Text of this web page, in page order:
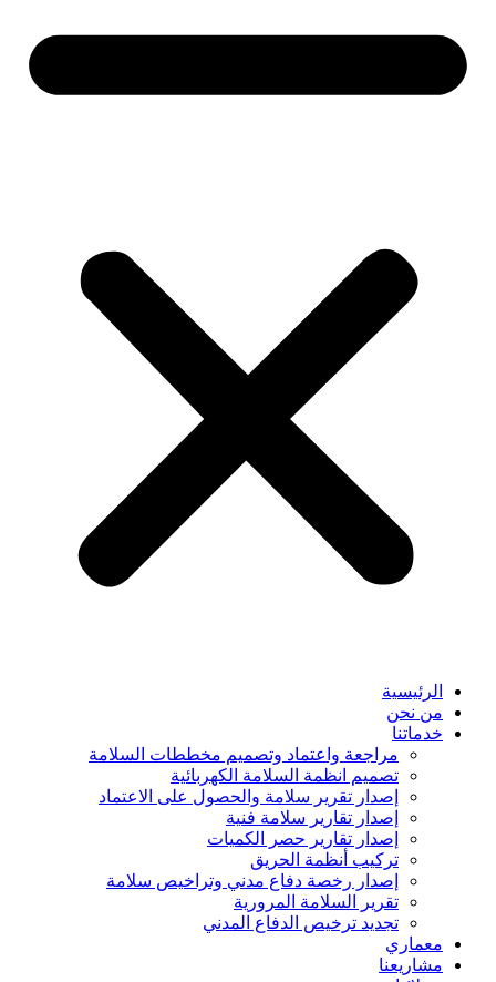
الرئيسية
من نحن
خدماتنا
مراجعة واعتماد وتصميم مخططات السلامة
تصميم انظمة السلامة الكهربائية
إصدار تقرير سلامة والحصول على الاعتماد
إصدار تقارير سلامة فنية
إصدار تقارير حصر الكميات
تركيب أنظمة الحريق
إصدار رخصة دفاع مدني وتراخيص سلامة
تقرير السلامة المرورية
تجديد ترخيص الدفاع المدني
معماري
مشاريعنا